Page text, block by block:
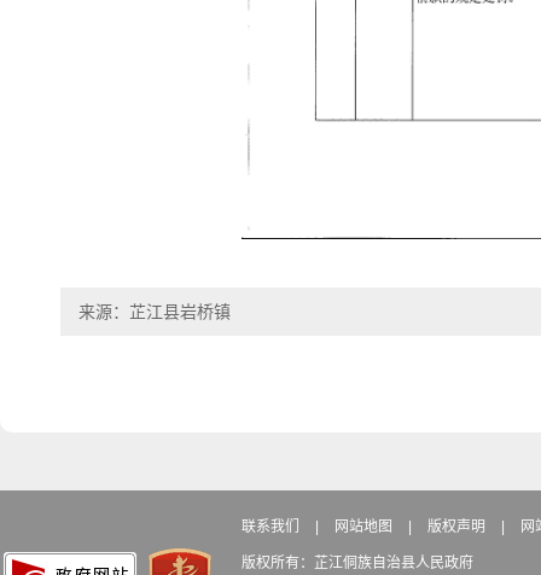
来源：芷江县岩桥镇
联系我们 网站地图 版权声明 网
版权所有：芷江侗族自治县人民政府